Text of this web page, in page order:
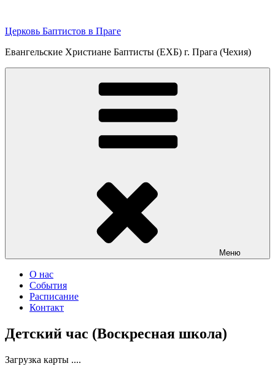
содержимому
Церковь Баптистов в Праге
Евангельские Христиане Баптисты (ЕХБ) г. Прага (Чехия)
Меню
О нас
События
Расписание
Контакт
Детский час (Воскресная школа)
Загрузка карты ....